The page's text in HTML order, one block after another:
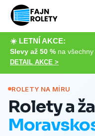
☀️ LETNÍ AKCE:
Slevy až 50 % na
DETAIL AKCE >
ROLETY NA MÍRU
Rolety a